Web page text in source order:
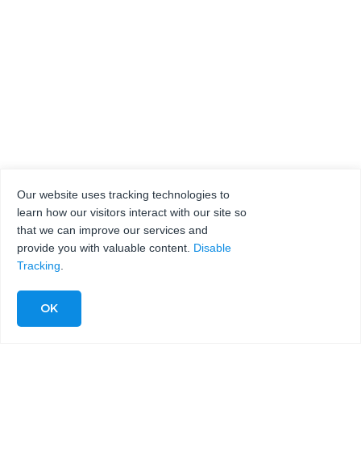
Our website uses tracking technologies to
learn how our visitors interact with our site so
that we can improve our services and
provide you with valuable content. Disable
Tracking